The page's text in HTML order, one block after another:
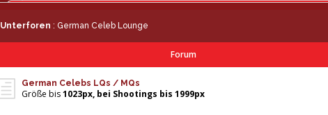
Unterforen : German Celeb Lounge
Forum
German Celebs LQs / MQs
Größe bis1023px, bei Shootings bis 1999px